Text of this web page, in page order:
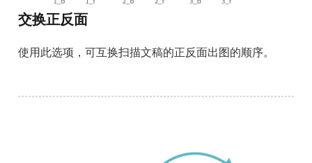
交换正反面
使用此选项，可互换扫描文稿的正反面出图的顺序。